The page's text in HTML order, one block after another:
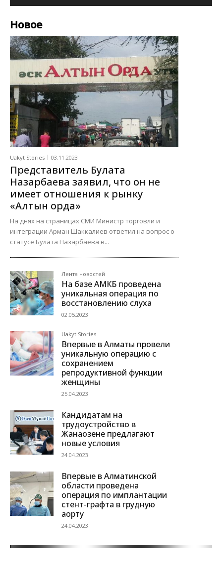
Новое
Uakyt Stories 03.11.2023
Представитель Булата
Назарбаева заявил, что он не
имеет отношения к рынку
«Алтын орда»
На днях на страницах СМИ Министр торговли и
интеграции Арман Шаккалиев ответил на вопрос о
статусе Булата Назарбаева в...
Лента новостей
На базе АМКБ проведена
уникальная операция по
восстановлению слуха
02.05.2023
Uakyt Stories
Впервые в Алматы провели
уникальную операцию с
сохранением
репродуктивной функции
женщины
25.04.2023
Кандидатам на
трудоустройство в
Жанаозене предлагают
новые условия
24.04.2023
Впервые в Алматинской
области проведена
операция по имплантации
стент-графта в грудную
аорту
24.04.2023